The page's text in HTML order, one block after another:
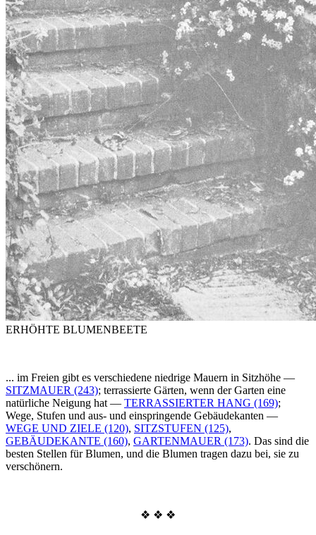
ERHÖHTE BLUMENBEETE
... im Freien gibt es verschiedene niedrige Mauern in Sitzhöhe —
SITZMAUER (243); terrassierte Gärten, wenn der Garten eine
natürliche Neigung hat — TERRASSIERTER HANG (169);
Wege, Stufen und aus- und einspringende Gebäudekanten —
WEGE UND ZIELE (120), SITZSTUFEN (125),
GEBÄUDEKANTE (160), GARTENMAUER (173). Das sind die
besten Stellen für Blumen, und die Blumen tragen dazu bei, sie zu
verschönern.
❖ ❖ ❖